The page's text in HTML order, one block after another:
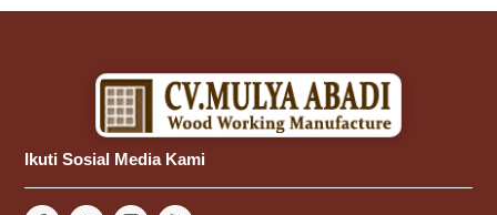
Ikuti Sosial Media Kami